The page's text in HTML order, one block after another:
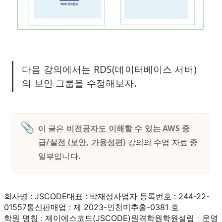
다음 강의에서는 RDS(데이터베이스 서버)
의 보안 그룹을 수정해보자.
📎 이 글은 비전공자도 이해할 수 있는 AWS 중
급/실전 (보안, 가용성편) 강의의 수업 자료 중
일부입니다.
회사명 : JSCODE대표 : 박재성사업자 등록번호 : 244-22-
01557통신판매업 : 제 2023-인천미추홀-0381 호
학원 명칭 : 제이에스코드(JSCODE)원격학원학원설립ㆍ운영